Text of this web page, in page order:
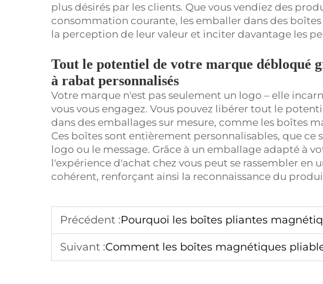
plus désirés par les clients. Que vous vendiez des
consommation courante, les emballer dans des
la perception de leur valeur et inciter davantage les
Tout le potentiel de votre marque débloqué
à rabat personnalisés
Votre marque n'est pas seulement un logo – elle
vous vous engagez. Vous pouvez libérer tout le
dans des emballages sur mesure, comme les boîtes
Ces boîtes sont entièrement personnalisables, que ce
logo ou le message. Grâce à un emballage adapté à
l'expérience d'achat chez vous peut se rassembler en
cohérent, renforçant ainsi la reconnaissance du
Précédent :Pourquoi les boîtes pliantes
Suivant :Comment les boîtes magnétiques pliables améliorent-